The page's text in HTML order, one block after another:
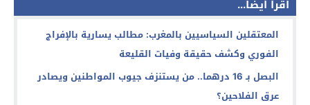
اقرأ أيضا...
المعتقلين السياسيين بالمغرب: مطالب يسارية بالإفراج
الفوري وكشف حقيقة وفيات القليعة
البصل بـ 16 درهما.. من يستنزف جيوب المواطنين ويصادر
عرق الفلاحين؟